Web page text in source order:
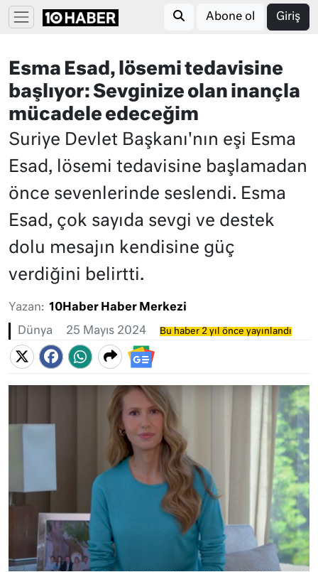
Abone ol Giriş
Esma Esad, lösemi tedavisine
başlıyor: Sevginize olan inançla
mücadele edeceğim
Suriye Devlet Başkanı'nın eşi Esma
Esad, lösemi tedavisine başlamadan
önce sevenlerinde seslendi. Esma
Esad, çok sayıda sevgi ve destek
dolu mesajın kendisine güç
verdiğini belirtti.
Yazan: 10Haber Haber Merkezi
Dünya 25 Mayıs 2024 Bu haber 2 yıl önce yayınlandı